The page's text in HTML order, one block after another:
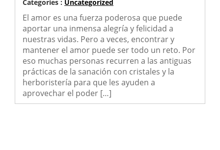
Categories : Uncategorized
El amor es una fuerza poderosa que puede
aportar una inmensa alegría y felicidad a
nuestras vidas. Pero a veces, encontrar y
mantener el amor puede ser todo un reto. Por
eso muchas personas recurren a las antiguas
prácticas de la sanación con cristales y la
herboristería para que les ayuden a
aprovechar el poder […]